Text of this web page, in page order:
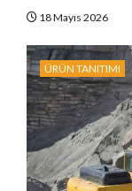
18 Mayıs 2026
ÜRÜN TANITIMI